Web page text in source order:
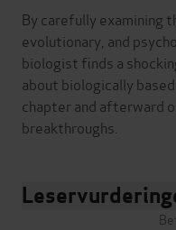
By carefully examining
evolutionary, and
biologist finds a
about biologically
chapter and afterward